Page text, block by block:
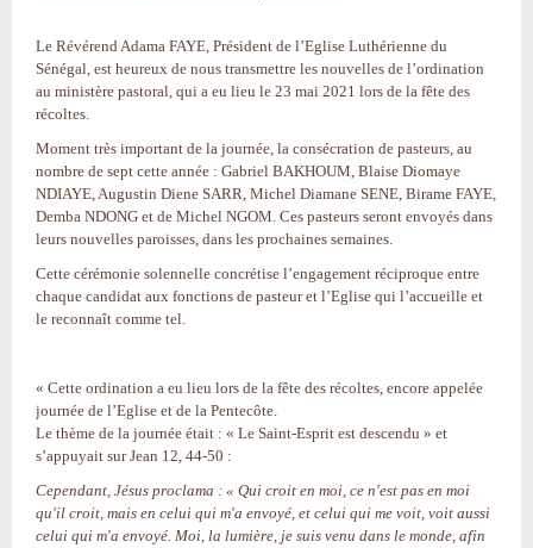
Le Révérend Adama FAYE, Président de l’Eglise Luthérienne du
Sénégal, est heureux de nous transmettre les nouvelles de l’ordination
au ministère pastoral, qui a eu lieu le 23 mai 2021 lors de la fête des
récoltes.
Moment très important de la journée, la consécration de pasteurs, au
nombre de sept cette année : Gabriel BAKHOUM, Blaise Diomaye
NDIAYE, Augustin Diene SARR, Michel Diamane SENE, Birame FAYE,
Demba NDONG et de Michel NGOM. Ces pasteurs seront envoyés dans
leurs nouvelles paroisses, dans les prochaines semaines.
Cette cérémonie solennelle concrétise l’engagement réciproque entre
chaque candidat aux fonctions de pasteur et l’Eglise qui l’accueille et
le reconnaît comme tel.
« Cette ordination a eu lieu lors de la fête des récoltes, encore appelée
journée de l’Eglise et de la Pentecôte.
Le thème de la journée était : « Le Saint-Esprit est descendu » et
s’appuyait sur Jean 12, 44-50 :
Cependant, Jésus proclama : « Qui croit en moi, ce n'est pas en moi
qu'il croit, mais en celui qui m'a envoyé, et celui qui me voit, voit aussi
celui qui m'a envoyé. Moi, la lumière, je suis venu dans le monde, afin